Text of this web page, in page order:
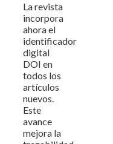
La revista
incorpora
ahora el
identificador
digital
DOI en
todos los
artículos
nuevos.
Este
avance
mejora la